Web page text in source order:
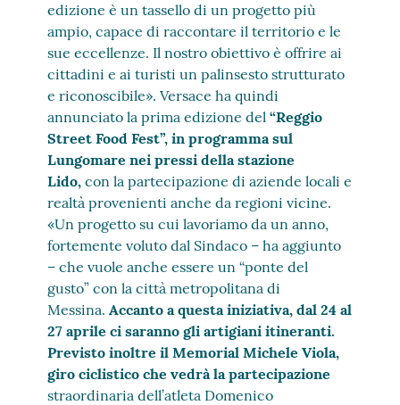
edizione è un tassello di un progetto più
ampio, capace di raccontare il territorio e le
sue eccellenze. Il nostro obiettivo è offrire ai
cittadini e ai turisti un palinsesto strutturato
e riconoscibile». Versace ha quindi
annunciato la prima edizione del“Reggio
Street Food Fest”, in programma sul
Lungomare nei pressi della stazione
Lido, con la partecipazione di aziende locali e
realtà provenienti anche da regioni vicine.
«Un progetto su cui lavoriamo da un anno,
fortemente voluto dal Sindaco – ha aggiunto
– che vuole anche essere un “ponte del
gusto” con la città metropolitana di
Messina.Accanto a questa iniziativa, dal 24 al
27 aprile ci saranno gli artigiani itineranti.
Previsto inoltre il Memorial Michele Viola,
giro ciclistico che vedrà la partecipazione
straordinaria dell’atleta Domenico